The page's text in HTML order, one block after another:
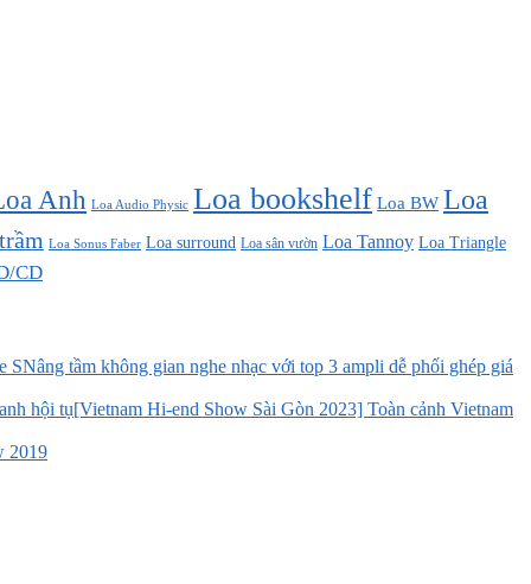
Anh Loa Audio Physic Loa bookshelf Loa BW Loa
Loa Sonus Faber Loa surround Loa sân vườn Loa Tannoy Loa Triangle
CD
Nâng tầm không gian nghe nhạc với top 3 ampli dễ phối ghép giá
[Vietnam Hi-end Show Sài Gòn 2023] Toàn cảnh Vietnam
2019